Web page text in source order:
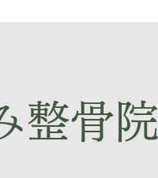
整骨院